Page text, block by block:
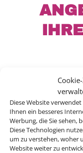
Diese Website
Ihnen ein besseres
Werbung, die Sie sehen,
Diese Technologien
um zu verstehen, woher
Website weiter zu
Egal wohin
für jedes
Profitieren Sie